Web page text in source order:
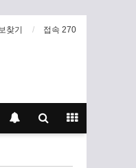
찾기 접속 270